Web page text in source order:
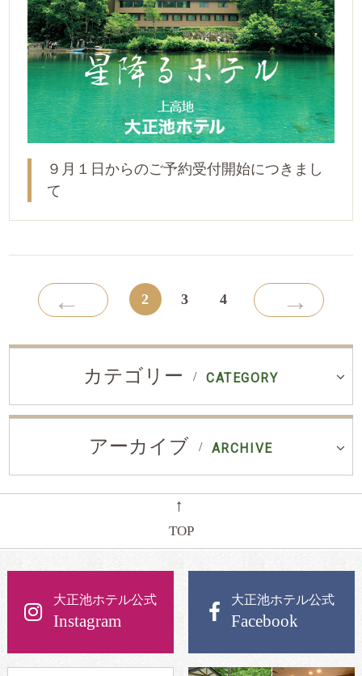
９月１日からのご予約受付開始につきまし
て
← 2 3 4 →
カテゴリー CATEGORY
アーカイブ ARCHIVE
←
TOP
大正池ホテル公式
Instagram
大正池ホテル公式
Facebook